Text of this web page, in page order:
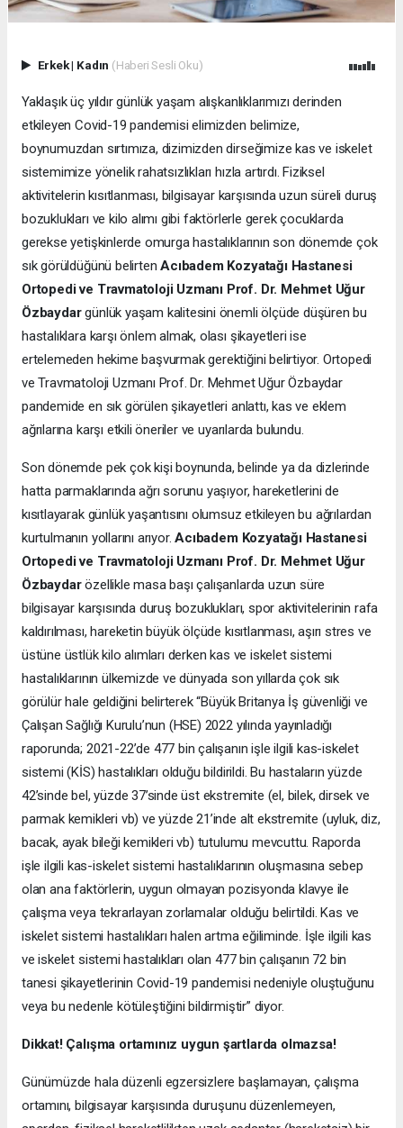
Erkek| Kadın (Haberi Sesli Oku)
Yaklaşık üç yıldır günlük yaşam alışkanlıklarımızı derinden
etkileyen Covid-19 pandemisi elimizden belimize,
boynumuzdan sırtımıza, dizimizden dirseğimize kas ve iskelet
sistemimize yönelik rahatsızlıkları hızla artırdı. Fiziksel
aktivitelerin kısıtlanması, bilgisayar karşısında uzun süreli duruş
bozuklukları ve kilo alımı gibi faktörlerle gerek çocuklarda
gerekse yetişkinlerde omurga hastalıklarının son dönemde çok
sık görüldüğünü belirtenAcıbadem Kozyatağı Hastanesi
Ortopedi ve Travmatoloji Uzmanı Prof. Dr. Mehmet Uğur
Özbaydargünlük yaşam kalitesini önemli ölçüde düşüren bu
hastalıklara karşı önlem almak, olası şikayetleri ise
ertelemeden hekime başvurmak gerektiğini belirtiyor. Ortopedi
ve Travmatoloji Uzmanı Prof. Dr. Mehmet Uğur Özbaydar
pandemide en sık görülen şikayetleri anlattı, kas ve eklem
ağrılarına karşı etkili öneriler ve uyarılarda bulundu.
Son dönemde pek çok kişi boynunda, belinde ya da dizlerinde
hatta parmaklarında ağrı sorunu yaşıyor, hareketlerini de
kısıtlayarak günlük yaşantısını olumsuz etkileyen bu ağrılardan
kurtulmanın yollarını arıyor.Acıbadem Kozyatağı Hastanesi
Ortopedi ve Travmatoloji Uzmanı Prof. Dr. Mehmet Uğur
Özbaydarözellikle masa başı çalışanlarda uzun süre
bilgisayar karşısında duruş bozuklukları, spor aktivitelerinin rafa
kaldırılması, hareketin büyük ölçüde kısıtlanması, aşırı stres ve
üstüne üstlük kilo alımları derken kas ve iskelet sistemi
hastalıklarının ülkemizde ve dünyada son yıllarda çok sık
görülür hale geldiğini belirterek “Büyük Britanya İş güvenliği ve
Çalışan Sağlığı Kurulu’nun (HSE) 2022 yılında yayınladığı
raporunda; 2021-22’de 477 bin çalışanın işle ilgili kas-iskelet
sistemi (KİS) hastalıkları olduğu bildirildi. Bu hastaların yüzde
42’sinde bel, yüzde 37’sinde üst ekstremite (el, bilek, dirsek ve
parmak kemikleri vb) ve yüzde 21’inde alt ekstremite (uyluk, diz,
bacak, ayak bileği kemikleri vb) tutulumu mevcuttu. Raporda
işle ilgili kas-iskelet sistemi hastalıklarının oluşmasına sebep
olan ana faktörlerin, uygun olmayan pozisyonda klavye ile
çalışma veya tekrarlayan zorlamalar olduğu belirtildi. Kas ve
iskelet sistemi hastalıkları halen artma eğiliminde. İşle ilgili kas
ve iskelet sistemi hastalıkları olan 477 bin çalışanın 72 bin
tanesi şikayetlerinin Covid-19 pandemisi nedeniyle oluştuğunu
veya bu nedenle kötüleştiğini bildirmiştir” diyor.
Dikkat! Çalışma ortamınız uygun şartlarda olmazsa!
Günümüzde hala düzenli egzersizlere başlamayan, çalışma
ortamını, bilgisayar karşısında duruşunu düzenlemeyen,